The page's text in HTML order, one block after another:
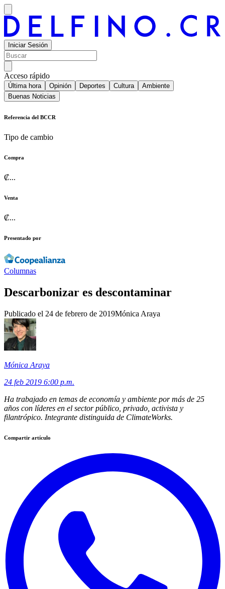
Iniciar Sesión
Acceso rápido
Última hora Opinión Deportes Cultura
Ambiente
Buenas Noticias
Referencia del BCCR
Tipo de cambio
Compra
₡...
Venta
₡...
Presentado por
Columnas
Descarbonizar es descontaminar
Publicado el 24 de febrero de 2019Mónica Araya
Mónica Araya
24 feb 2019 6:00 p.m.
Ha trabajado en temas de economía y ambiente por más de 25
años con líderes en el sector público, privado, activista y
filantrópico. Integrante distinguida de ClimateWorks.
Compartir artículo